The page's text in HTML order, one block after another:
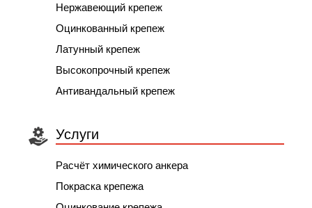
Нержавеющий крепеж
Оцинкованный крепеж
Латунный крепеж
Высокопрочный крепеж
Антивандальный крепеж
Услуги
Расчёт химического анкера
Покраска крепежа